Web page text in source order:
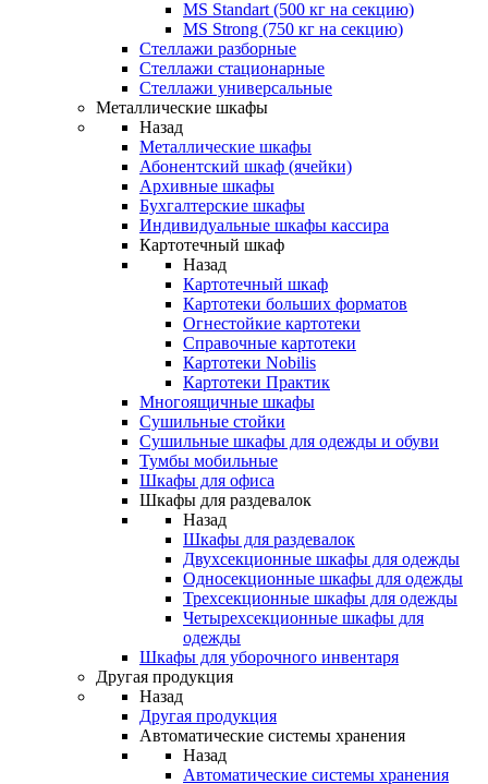
MS Standart (500 кг на секцию)
MS Strong (750 кг на секцию)
Стеллажи разборные
Стеллажи стационарные
Стеллажи универсальные
Металлические шкафы
Назад
Металлические шкафы
Абонентский шкаф (ячейки)
Архивные шкафы
Бухгалтерские шкафы
Индивидуальные шкафы кассира
Картотечный шкаф
Назад
Картотечный шкаф
Картотеки больших форматов
Огнестойкие картотеки
Справочные картотеки
Картотеки Nobilis
Картотеки Практик
Многоящичные шкафы
Сушильные стойки
Сушильные шкафы для одежды и обуви
Тумбы мобильные
Шкафы для офиса
Шкафы для раздевалок
Назад
Шкафы для раздевалок
Двухсекционные шкафы для одежды
Односекционные шкафы для одежды
Трехсекционные шкафы для одежды
Четырехсекционные шкафы для
одежды
Шкафы для уборочного инвентаря
Другая продукция
Назад
Другая продукция
Автоматические системы хранения
Назад
Автоматические системы хранения